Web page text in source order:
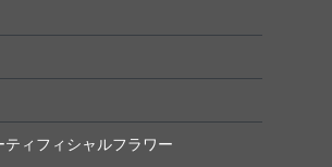
ティフィシャルフラワー